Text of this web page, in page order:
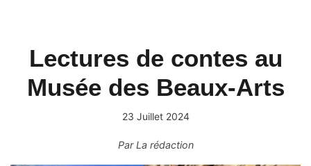
Lectures de contes au
Musée des Beaux-Arts
23 Juillet 2024
ParLa rédaction